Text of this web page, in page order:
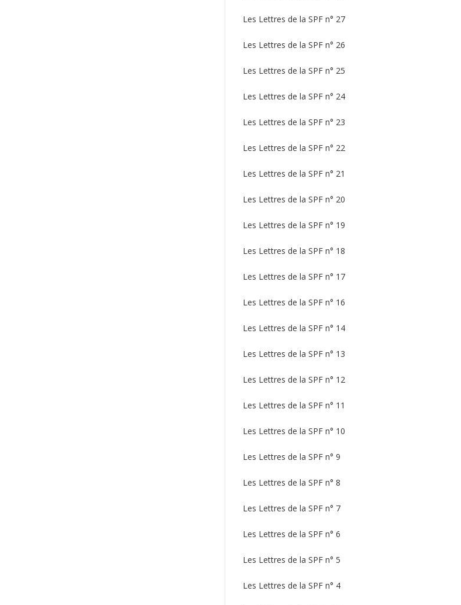
Les Lettres de la SPF n° 27
Les Lettres de la SPF n° 26
Les Lettres de la SPF n° 25
Les Lettres de la SPF n° 24
Les Lettres de la SPF n° 23
Les Lettres de la SPF n° 22
Les Lettres de la SPF n° 21
Les Lettres de la SPF n° 20
Les Lettres de la SPF n° 19
Les Lettres de la SPF n° 18
Les Lettres de la SPF n° 17
Les Lettres de la SPF n° 16
Les Lettres de la SPF n° 14
Les Lettres de la SPF n° 13
Les Lettres de la SPF n° 12
Les Lettres de la SPF n° 11
Les Lettres de la SPF n° 10
Les Lettres de la SPF n° 9
Les Lettres de la SPF n° 8
Les Lettres de la SPF n° 7
Les Lettres de la SPF n° 6
Les Lettres de la SPF n° 5
Les Lettres de la SPF n° 4